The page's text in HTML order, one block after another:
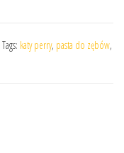
Tags: katy perry, pasta do zębów,